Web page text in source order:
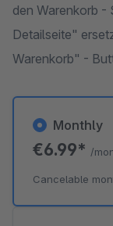
den Warenkorb
Detailseite"
Warenkorb" -
Monthly
€6.99* /
Cancelable